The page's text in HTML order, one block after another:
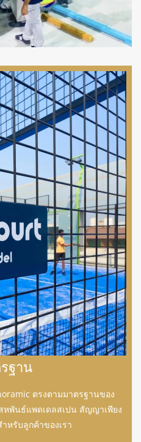
ฐาน
ตรงตามมาตรฐานของ
พันธ์แพดเดลสเปน สัญญาเพียง
หรับลูกค้าของเรา